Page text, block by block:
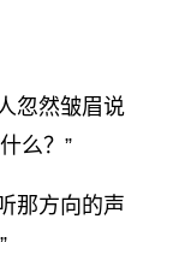
忽然皱眉说
么？”
那方向的声